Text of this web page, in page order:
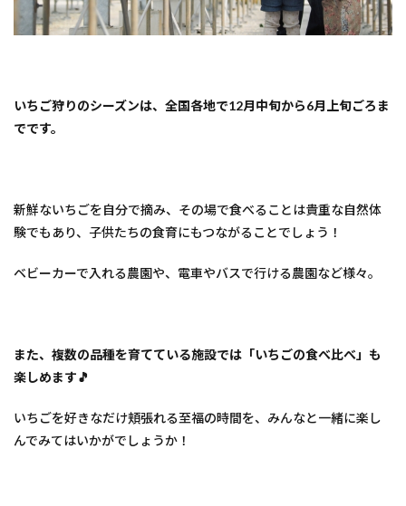
2
【津
ちく
男爵
東
町】
ファ
ーガ
ご狩
ご予
つい
いちご狩りのシーズンは、全国各地で12月中旬から6月上旬ごろま
でです。
新鮮ないちごを自分で摘み、その場で食べることは貴重な自然体
験でもあり、子供たちの食育にもつながることでしょう！
ベビーカーで入れる農園や、電車やバスで行ける農園など様々。
また、複数の品種を育てている施設では「いちごの食べ比べ」も
楽しめます🎵
いちごを好きなだけ頬張れる至福の時間を、みんなと一緒に楽し
んでみてはいかがでしょうか！